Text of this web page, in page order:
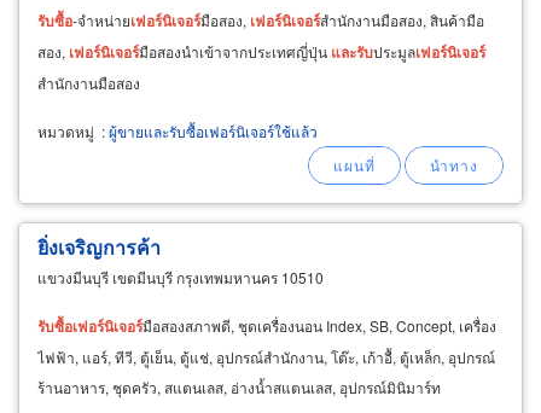
รับซื้อ-จำหน่ายเฟอร์นิเจอร์มือสอง, เฟอร์นิเจอร์สำนักงานมือสอง, สินค้ามือ
สอง, เฟอร์นิเจอร์มือสองนำเข้าจากประเทศญี่ปุ่น และรับประมูลเฟอร์นิเจอร์
สำนักงานมือสอง
หมวดหมู่ :ผู้ขายและรับซื้อเฟอร์นิเจอร์ใช้แล้ว
ยิ่งเจริญการค้า
แขวงมีนบุรี เขตมีนบุรี กรุงเทพมหานคร 10510
รับซื้อเฟอร์นิเจอร์มือสองสภาพดี, ชุดเครื่องนอน Index, SB, Concept, เครื่อง
ไฟฟ้า, แอร์, ทีวี, ตู้เย็น, ตู้แช่, อุปกรณ์สำนักงาน, โต๊ะ, เก้าอื้, ตู้เหล็ก, อุปกรณ์
ร้านอาหาร, ชุดครัว, สแตนเลส, อ่างน้ำสแตนเลส, อุปกรณ์มินิมาร์ท